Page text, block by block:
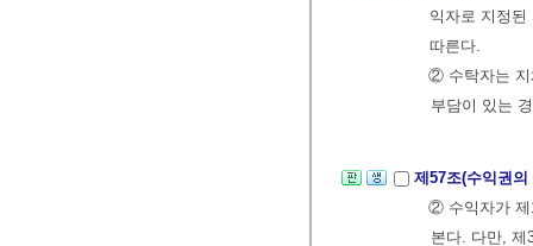
익자로 지정
따른다.
② 수탁자는 지
부담이 있는
제57조(수익권
② 수익자가 제
본다. 다만, 제